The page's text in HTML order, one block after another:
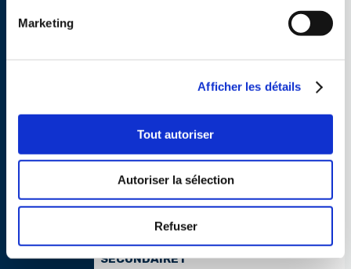
Marketing
Afficher les détails
Tout autoriser
Autoriser la sélection
Refuser
PROMOTIONS DU PRIMAIRE ET DU
SECONDAIRE I